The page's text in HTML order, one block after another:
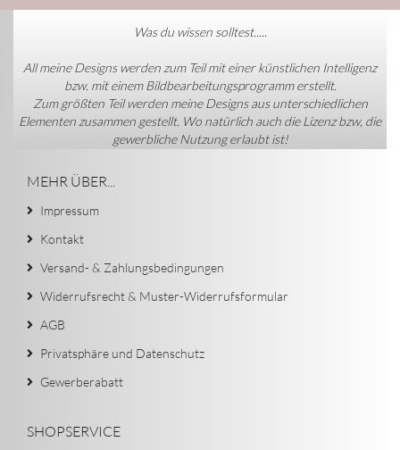
Was du wissen solltest.....
All meine Designs werden zum Teil mit einer künstlichen Intelligenz
bzw. mit einem Bildbearbeitungsprogramm erstellt.
Zum größten Teil werden meine Designs aus unterschiedlichen
Elementen zusammen gestellt. Wo natürlich auch die Lizenz bzw, die
gewerbliche Nutzung erlaubt ist!
MEHR ÜBER...
Impressum
Kontakt
Versand- & Zahlungsbedingungen
Widerrufsrecht & Muster-Widerrufsformular
AGB
Privatsphäre und Datenschutz
Gewerberabatt
SHOPSERVICE